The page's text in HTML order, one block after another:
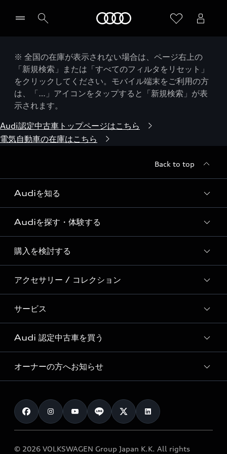
※ 全国の在庫が表示されない場合は、ページ右上の
「新規検索」または「すべてのフィルタをリセット」
をクリックしてください。モバイル端末をご利用の方
は、「…」アイコンをタップすると「新規検索」が表
示されます。
Audi認定中古車トップページはこちら
電気自動車の在庫はこちら
Back to top
Audiを知る
Audi ブランド
Story of Progress
Audi Sport
Formula 1®
デジタルサービス
Audiを探す・体験する
ディーラー検索
新車在庫検索
試乗車・展示車検索
見積り依頼
試乗予約
購入を検討する
モデル一覧
特別仕様モデル / 限定モデル
e-tronラインアップ
価格シミュレーション
車両比較
カタログ一覧
アクセサリー / コレクション
純正アクセサリー
オンラインショップ
Audi collection
アウディナビアプリ
サービス
サービス入庫予約
サービスプログラム
メンテナンス
車検 / 定期点検
e-tronアフターサポート
Audi 認定中古車を買う
Audi認定中古車
クオリティ
保証
メンテナンス
オーナーの方へお知らせ
お知らせ
オーナー様向けキャンペーン
© 2026 VOLKSWAGEN Group Japan K.K. All rights